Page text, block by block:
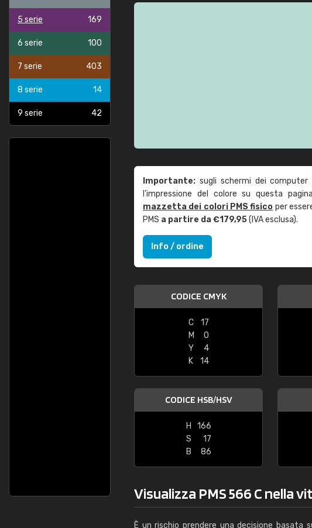
5 serie 169
6 serie 100
7 serie 403
8 serie 14
9 serie 42
Importante: sugli schermi dei
l'impressione del colore su questa
mazzetta dei colori PMS fisico per
PMS a partire da €179,95(IVA esclusa).
Info / ordine
CODICE CMYK
C
17
M
0
Y
4
K
14
CODICE HSB/HSV
H
166
S
17
B
86
Visualizza PMS 566 C nella
È un rischio prendere una decisione basata